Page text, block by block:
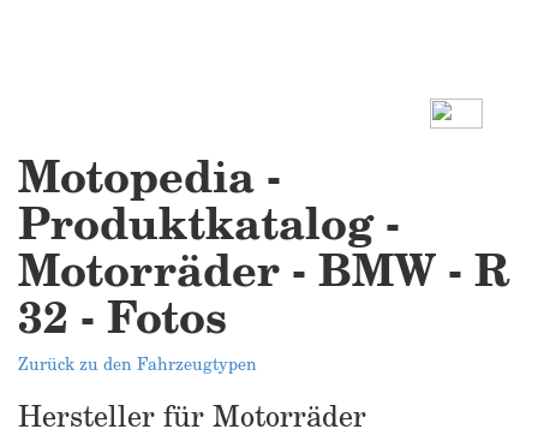
Motopedia -
Produktkatalog -
Motorräder - BMW - R
32 - Fotos
Zurück zu den Fahrzeugtypen
Hersteller für Motorräder